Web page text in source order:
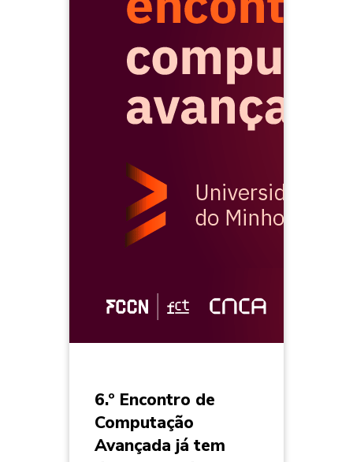
6.º Encontro de
Computação
Avançada já tem